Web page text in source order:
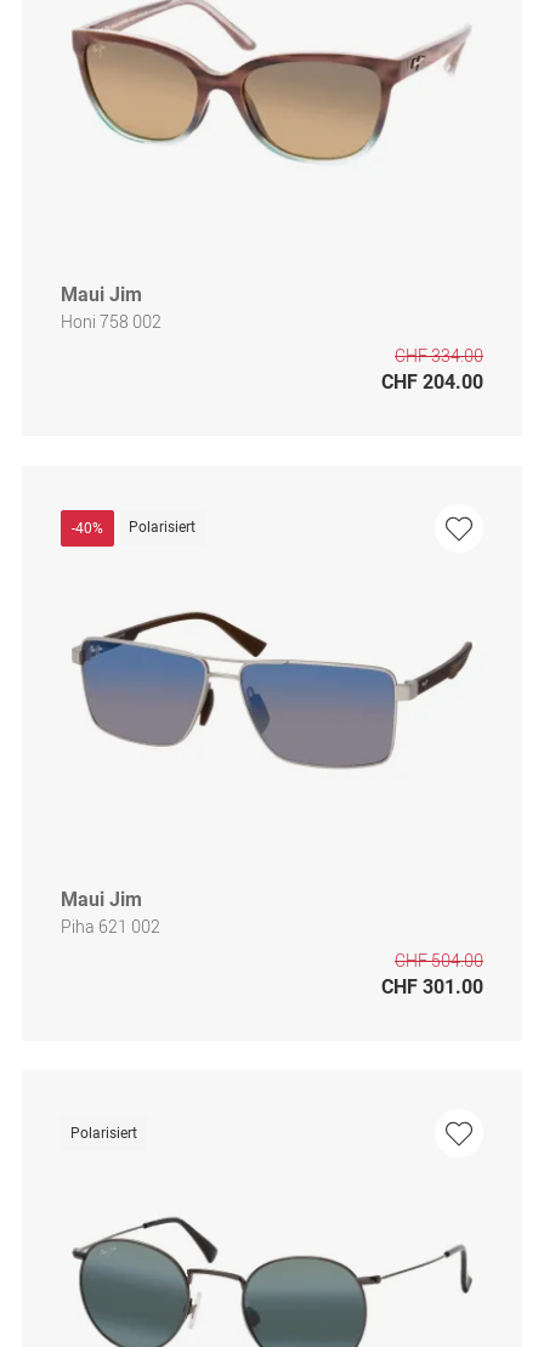
Maui Jim
Honi 758 002
CHF 334.00
CHF 204.00
-40% Polarisiert
Maui Jim
Piha 621 002
CHF 504.00
CHF 301.00
Polarisiert